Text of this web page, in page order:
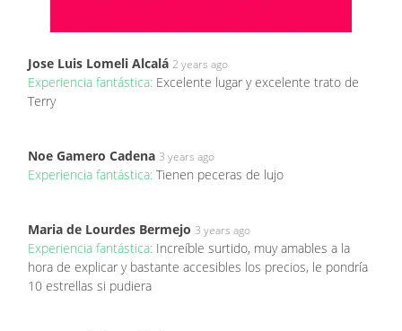
Jose Luis Lomeli Alcalá 2 years ago
Experiencia fantástica: Excelente lugar y excelente trato de
Terry
Noe Gamero Cadena 3 years ago
Experiencia fantástica: Tienen peceras de lujo
Maria de Lourdes Bermejo 3 years ago
Experiencia fantástica: Increíble surtido, muy amables a la
hora de explicar y bastante accesibles los precios, le pondría
10 estrellas si pudiera